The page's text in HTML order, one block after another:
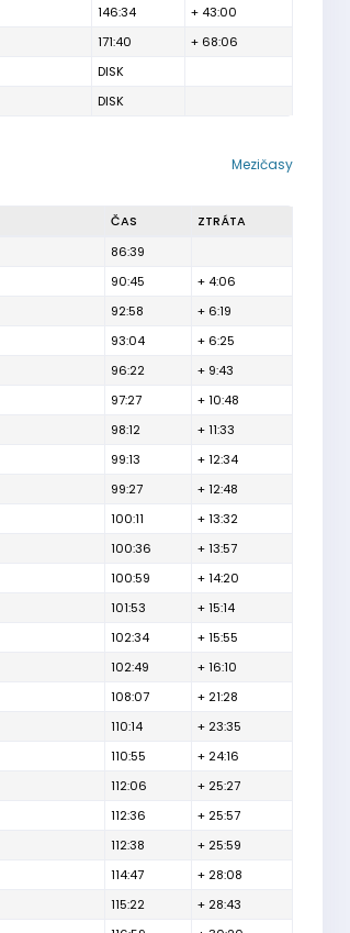
146:34
+ 43:00
171:40
+ 68:06
DISK
DISK
Mezičasy
ČAS
ZTRÁTA
86:39
90:45
+ 4:06
92:58
+ 6:19
93:04
+ 6:25
96:22
+ 9:43
97:27
+ 10:48
98:12
+ 11:33
99:13
+ 12:34
99:27
+ 12:48
100:11
+ 13:32
100:36
+ 13:57
100:59
+ 14:20
101:53
+ 15:14
102:34
+ 15:55
102:49
+ 16:10
108:07
+ 21:28
110:14
+ 23:35
110:55
+ 24:16
112:06
+ 25:27
112:36
+ 25:57
112:38
+ 25:59
114:47
+ 28:08
115:22
+ 28:43